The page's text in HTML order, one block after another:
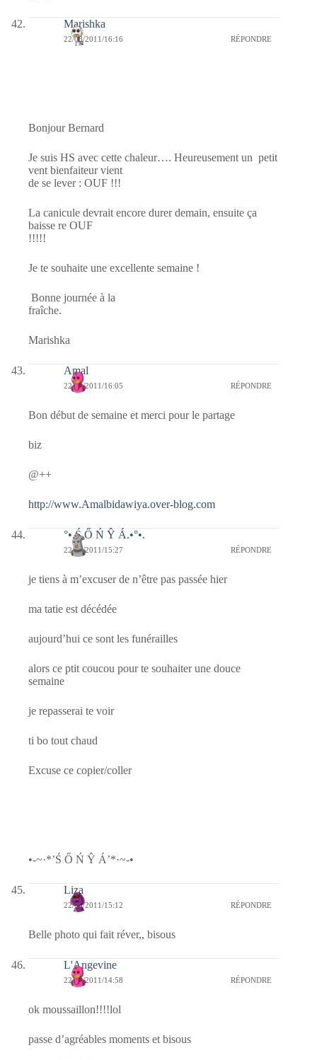
Marishka
22/08/2011/16:16 RÉPONDRE
Bonjour Bernard
Je suis HS avec cette chaleur…. Heureusement un petit
vent bienfaiteur vient
de se lever : OUF !!!
La canicule devrait encore durer demain, ensuite ça
baisse re OUF
!!!!!
Je te souhaite une excellente semaine !
Bonne journée à la
fraîche.
Marishka
Amal
22/08/2011/16:05 RÉPONDRE
Bon début de semaine et merci pour le partage
biz
@++
http://www.Amalbidawiya.over-blog.com
°•.Ś Ő Ń Ŷ Á.•°•.
22/08/2011/15:27 RÉPONDRE
je tiens à m’excuser de n’être pas passée hier
ma tatie est décédée
aujourd’hui ce sont les funérailles
alors ce ptit coucou pour te souhaiter une douce
semaine
je repasserai te voir
ti bo tout chaud
Excuse ce copier/coller
•-~·*’Ś Ő Ń Ŷ Á’*·~-•
Liza
22/08/2011/15:12 RÉPONDRE
Belle photo qui fait réver,, bisous
L'Angevine
22/08/2011/14:58 RÉPONDRE
ok moussaillon!!!!lol
passe d’agréables moments et bisous